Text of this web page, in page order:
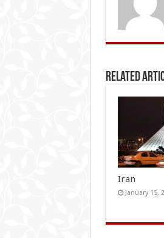
Related
Iran
January 15,